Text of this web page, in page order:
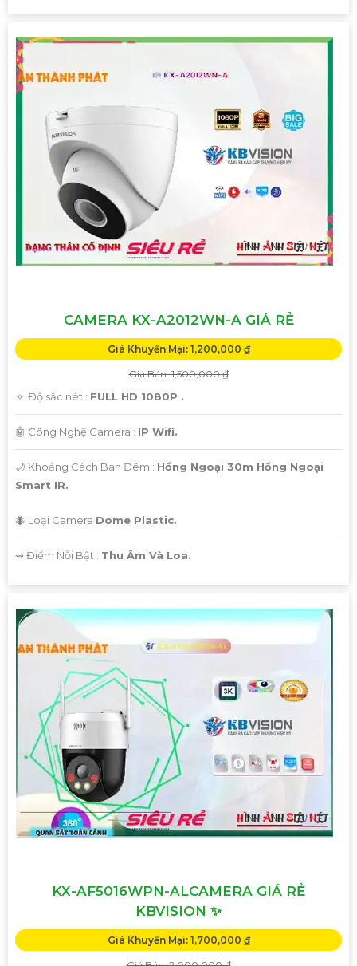
CAMERA KX-A2012WN-A GIÁ RẺ
Giá Khuyến Mại: 1,200,000 ₫
Giá Bán: 1,500,000 ₫
🔅 Độ sắc nét : FULL HD 1080P .
🤖️ Công Nghệ Camera : IP Wifi.
🌙 Khoảng Cách Ban Đêm : Hồng Ngoại 30m Hồng Ngoại
Smart IR.
🐜 Loại Camera Dome Plastic.
️⇝ Điểm Nỗi Bật : Thu Âm Và Loa.
KX-AF5016WPN-ALCAMERA GIÁ RẺ
KBVISION ✨
Giá Khuyến Mại: 1,700,000 ₫